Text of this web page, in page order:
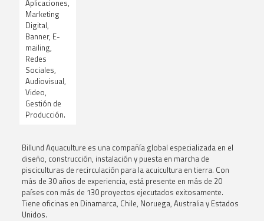
Aplicaciones,
Marketing
Digital,
Banner, E-
mailing,
Redes
Sociales,
Audiovisual,
Video,
Gestión de
Producción.
Billund Aquaculture es una compañía global especializada en el
diseño, construcción, instalación y puesta en marcha de
pisciculturas de recirculación para la acuicultura en tierra. Con
más de 30 años de experiencia, está presente en más de 20
países con más de 130 proyectos ejecutados exitosamente.
Tiene oficinas en Dinamarca, Chile, Noruega, Australia y Estados
Unidos.